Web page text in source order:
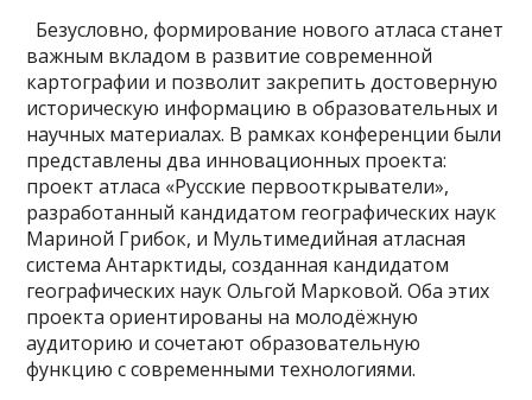
Безусловно, формирование нового атласа станет
важным вкладом в развитие современной
картографии и позволит закрепить достоверную
историческую информацию в образовательных и
научных материалах. В рамках конференции были
представлены два инновационных проекта:
проект атласа «Русские первооткрыватели»,
разработанный кандидатом географических наук
Мариной Грибок, и Мультимедийная атласная
система Антарктиды, созданная кандидатом
географических наук Ольгой Марковой. Оба этих
проекта ориентированы на молодёжную
аудиторию и сочетают образовательную
функцию с современными технологиями.